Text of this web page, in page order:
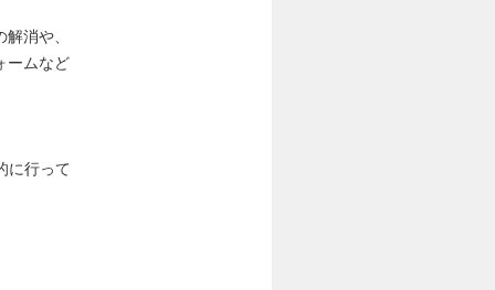
消や、
ームなど
に行って